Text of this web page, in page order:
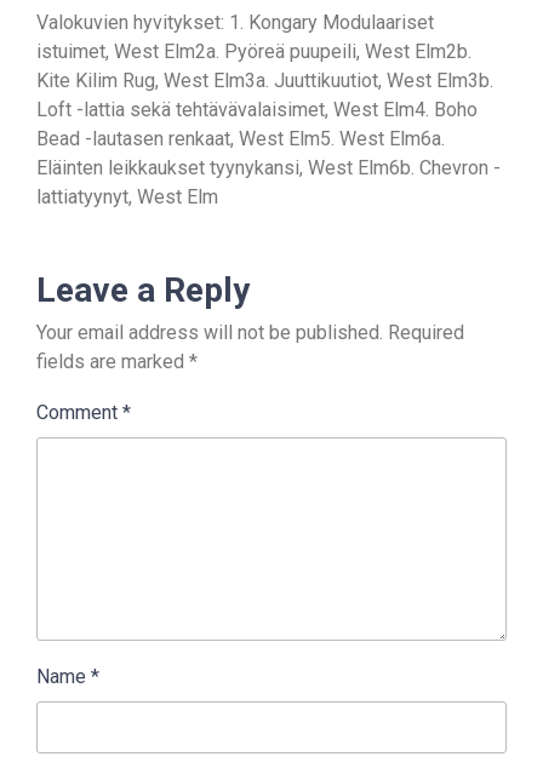
Valokuvien hyvitykset: 1. Kongary Modulaariset
istuimet, West Elm2a. Pyöreä puupeili, West Elm2b.
Kite Kilim Rug, West Elm3a. Juuttikuutiot, West Elm3b.
Loft -lattia sekä tehtävävalaisimet, West Elm4. Boho
Bead -lautasen renkaat, West Elm5. West Elm6a.
Eläinten leikkaukset tyynykansi, West Elm6b. Chevron -
lattiatyynyt, West Elm
Leave a Reply
Your email address will not be published. Required
fields are marked *
Comment *
Name *